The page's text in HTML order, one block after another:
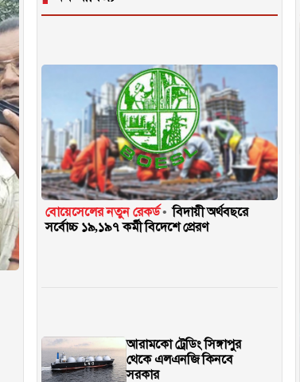
বোয়েসেলের নতুন রেকর্ড
বিদায়ী অর্থবছরে
সর্বোচ্চ ১৯,১৯৭ কর্মী বিদেশে প্রেরণ
আরামকো ট্রেডিং সিঙ্গাপুর
থেকে এলএনজি কিনবে
সরকার